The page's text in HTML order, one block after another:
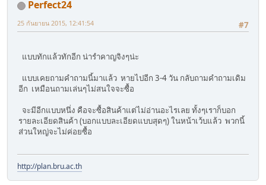
Perfect24
#7
25 กันยายน 2015, 12:41:54
แบบทักแล้วทักอีก น่ารำคาญจิงๆน่ะ
แบบเคยถามคำถามนี้มาแล้ว หายไปอีก 3-4 วัน กลับถามคำถามเดิม
อีก เหมือนถามเล่นๆไม่สนใจจะซื้อ
จะมีอีกแบบหนึ่ง คือจะซื้อสินค้าแต่ไม่อ่านอะไรเลย ทั้งๆเราก็บอก
รายละเอียดสินค้า (บอกแบบละเอียดแบบสุดๆ) ในหน้าเว้บแล้ว พวกนี้
ส่วนใหญ่จะไม่ค่อยซื้อ
http://plan.bru.ac.th